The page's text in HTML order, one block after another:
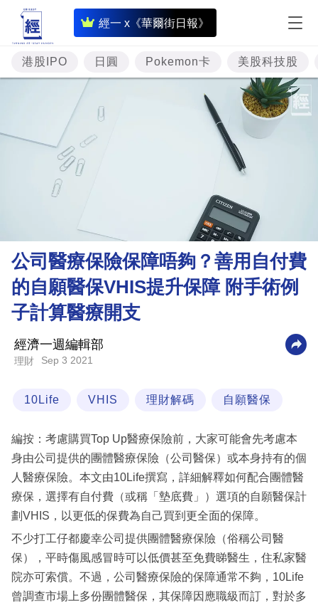
經一 x《華爾街日報》
即
時
財
經
題
理
財
商
業
科
技
場
生
活
時
事
欄
訂
閱
港股IPO 日圓 Pokemon卡 美股科技股
公司醫療保險保障唔夠？善用自付費
的自願醫保VHIS提升保障 附手術例
子計算醫療開支
經濟一週編輯部
理財 Sep 3 2021
10Life VHIS 理財解碼 自願醫保
編按：考慮購買Top Up醫療保險前，大家可能會先考慮本
身由公司提供的團體醫療保險（公司醫保）或本身持有的個
人醫療保險。本文由10Life撰寫，詳細解釋如何配合團體醫
療保，選擇有自付費（或稱「墊底費」）選項的自願醫保計
劃VHIS，以更低的保費為自己買到更全面的保障。
不少打工仔都慶幸公司提供團體醫療保險（俗稱公司醫
保），平時傷風感冒時可以低價甚至免費睇醫生，住私家醫
院亦可索償。不過，公司醫療保險的保障通常不夠，10Life
曾調查市場上多份團體醫保，其保障因應職級而訂，對於多